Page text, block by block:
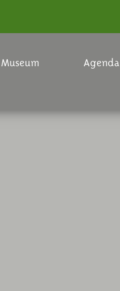
Museum Agenda